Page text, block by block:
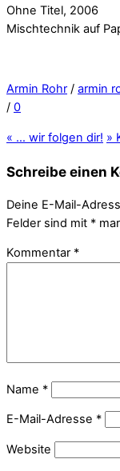
Ohne Titel, 2006
Mischtechnik auf
Armin Rohr / armin
/ 0
« … wir folgen dir! »
Schreibe einen
Deine E-Mail-
Felder sind mit *
Kommentar *
Name *
E-Mail-Adresse *
Website